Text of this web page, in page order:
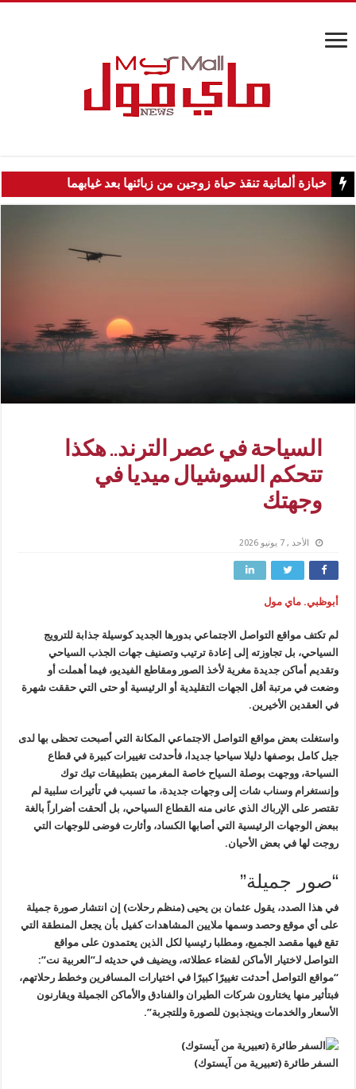
خبازة ألمانية تنقذ حياة زوجين من زبائنها بعد غيابهما
السياحة في عصر الترند.. هكذا
تتحكم السوشيال ميديا في
وجهتك
الأحد , 7 يونيو 2026
أبوظبي. ماي مول
لم تكتف مواقع التواصل الاجتماعي بدورها الجديد كوسيلة جذابة للترويج
السياحي، بل تجاوزته إلى إعادة ترتيب وتصنيف جهات الجذب السياحي
وتقديم أماكن جديدة مغرية لأخذ الصور ومقاطع الفيديو، فيما أهملت أو
وضعت في مرتبة أقل الجهات التقليدية أو الرئيسية أو حتى التي حققت شهرة
في العقدين الأخيرين.
واستغلت بعض مواقع التواصل الاجتماعي المكانة التي أصبحت تحظى بها لدى
جيل كامل بوصفها دليلا سياحيا جديدا، فأحدثت تغييرات كبيرة في قطاع
السياحة، ووجهت بوصلة السياح خاصة المغرمين بتطبيقات تيك توك
وإنستغرام وسناب شات إلى وجهات جديدة، ما تسبب في تأثيرات سلبية لم
تقتصر على الإرباك الذي عانى منه القطاع السياحي، بل ألحقت أضراراً بالغة
ببعض الوجهات الرئيسية التي أصابها الكساد، وأثارت فوضى للوجهات التي
روجت لها في بعض الأحيان.
“صور جميلة”
في هذا الصدد، يقول عثمان بن يحيى (منظم رحلات) إن انتشار صورة جميلة
على أي موقع وحصد وسمها ملايين المشاهدات كفيل بأن يجعل المنطقة التي
تقع فيها مقصد الجميع، ومطلبا رئيسيا لكل الذين يعتمدون على مواقع
التواصل لاختيار الأماكن لقضاء عطلاته، ويضيف في حديثه لـ”العربية نت”:
“مواقع التواصل أحدثت تغييرًا كبيرًا في اختيارات المسافرين وخطط رحلاتهم،
فبتأثير منها يختارون شركات الطيران والفنادق والأماكن الجميلة ويقارنون
الأسعار والخدمات وينجذبون للصورة وللتجربة”.
السفر طائرة (تعبيرية من آيستوك)